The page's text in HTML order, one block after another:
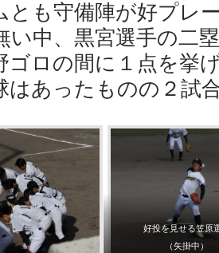
とも守備陣が好プレ
い中、黒宮選手の二
ゴロの間に１点を挙
はあったものの２試
好投を見せる笠原
（矢掛中）